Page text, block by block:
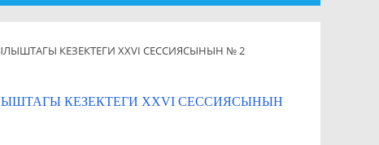
КЕЗЕКТЕГИ XXVI СЕССИЯСЫНЫН № 2
КЕЗЕКТЕГИ XXVI СЕССИЯСЫНЫН